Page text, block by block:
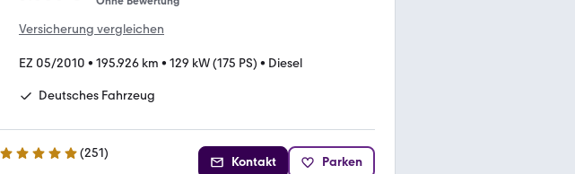
Versicherung vergleichen
EZ 05/2010 • 195.926 km • 129 kW (175 PS) • Diesel
Deutsches Fahrzeug
4.9 Sterne (251)
Kontakt Parken